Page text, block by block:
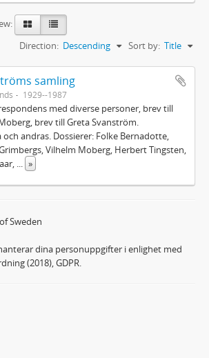
Sort by: Title
Direction: Descending
samling
1929--1987
med diverse personer, brev till
brev till Greta Svanström.
andras. Dossierer: Folke Bernadotte,
Vilhelm Moberg, Herbert Tingsten,
»
Sweden
dina personuppgifter i enlighet med
(2018), GDPR.